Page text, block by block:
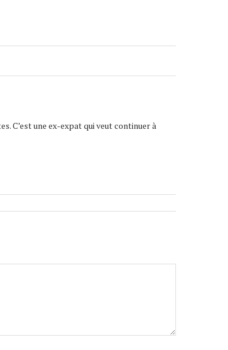
C’est une ex-expat qui veut continuer à